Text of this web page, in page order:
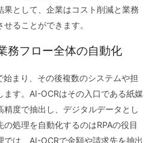
果として、企業はコスト削減と業務
ることができます。
務フロー全体の自動化
始まり、その後複数のシステムや担
ます。AI-OCRはその入口である紙媒
精度で抽出し、デジタルデータとし
処理を自動化するのはRPAの役目
では、AI-OCRで金額や請求先を抽出